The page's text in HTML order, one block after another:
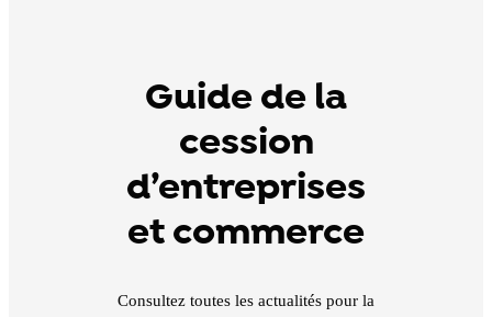
Guide de la
cession
d’entreprises
et commerce
Consultez toutes les actualités pour la